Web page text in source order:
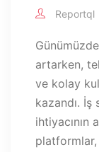
Reportql
artarken,
ve kolay
kazandı. İş
ihtiyacının
platformlar,